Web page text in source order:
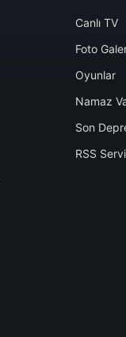
Canlı TV
Foto
Oyunlar
Namaz
Son
RSS